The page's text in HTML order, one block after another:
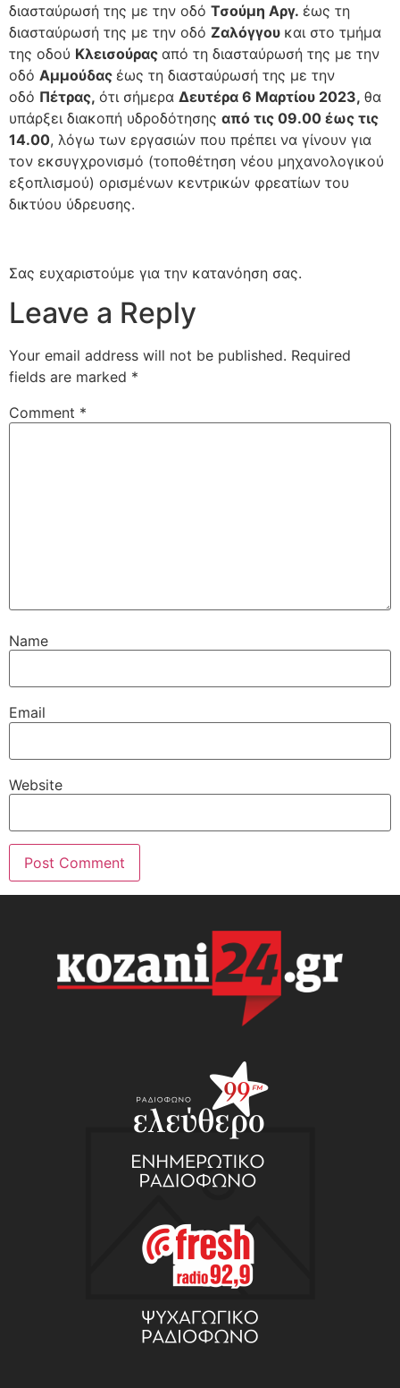
διασταύρωσή της με την οδό Τσούμη Αργ. έως τη
διασταύρωσή της με την οδό Ζαλόγγου και στο τμήμα
της οδού Κλεισούρας από τη διασταύρωσή της με την
οδό Αμμούδας έως τη διασταύρωσή της με την
οδό Πέτρας, ότι σήμερα Δευτέρα 6 Μαρτίου 2023, θα
υπάρξει διακοπή υδροδότησης από τις 09.00 έως τις
14.00, λόγω των εργασιών που πρέπει να γίνουν για
τον εκσυγχρονισμό (τοποθέτηση νέου μηχανολογικού
εξοπλισμού) ορισμένων κεντρικών φρεατίων του
δικτύου ύδρευσης.
Σας ευχαριστούμε για την κατανόηση σας.
Leave a Reply
Your email address will not be published. Required
fields are marked *
Comment *
Name
Email
Website